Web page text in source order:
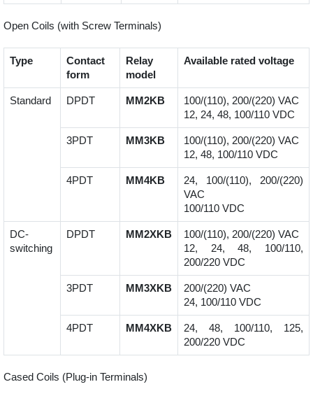
Open Coils (with Screw Terminals)
Type
Contact
form
Relay
model
Available rated voltage
Standard DPDT MM2KB
100/(110), 200/(220) VAC
12, 24, 48, 100/110 VDC
3PDT MM3KB
100/(110), 200/(220) VAC
12, 48, 100/110 VDC
4PDT MM4KB
24, 100/(110), 200/(220)
VAC
100/110 VDC
DC-
switching
DPDT MM2XKB
100/(110), 200/(220) VAC
12, 24, 48, 100/110,
200/220 VDC
3PDT MM3XKB
200/(220) VAC
24, 100/110 VDC
4PDT MM4XKB
24, 48, 100/110, 125,
200/220 VDC
Cased Coils (Plug-in Terminals)